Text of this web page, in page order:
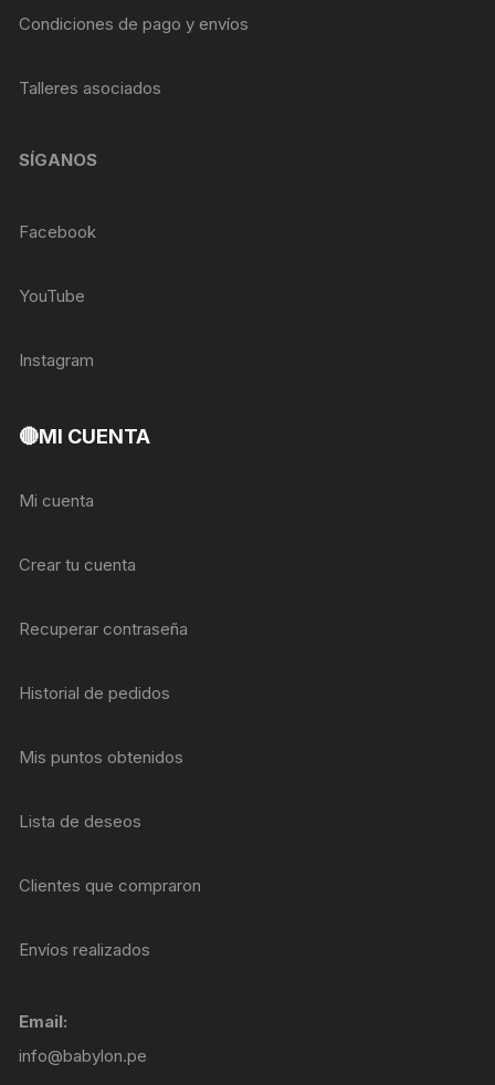
Condiciones de pago y envíos
Talleres asociados
SÍGANOS
Facebook
YouTube
Instagram
🔴MI CUENTA
Mi cuenta
Crear tu cuenta
Recuperar contraseña
Historial de pedidos
Mis puntos obtenidos
Lista de deseos
Clientes que compraron
Envíos realizados
Email:
info@babylon.pe